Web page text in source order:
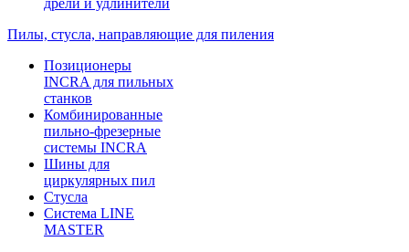
дрели и удлинители
Пилы, стусла, направляющие для пиления
Позиционеры
INCRA для пильных
станков
Комбинированные
пильно-фрезерные
системы INCRA
Шины для
циркулярных пил
Стусла
Система LINE
MASTER